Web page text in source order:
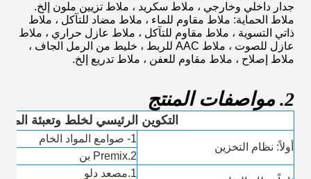
جدار داخلي وخارجي ، ملاط ​​سكريد ، ملاط ​​تزيين ملون إلخ.
ملاط الحماية: ملاط ​​مقاوم للماء ، ملاط ​​مضاد للتآكل ، ملاط ​​
ذاتي التسوية ، ملاط ​​مقاوم للتآكل ، ملاط ​​عازل حراري ، ملاط
​​عازل للصوت ، ملاط ​​AAC للربط ، خليط من الرمل الجاف ،
ملاط ​​إصلاح ، ملاط ​​مقاوم للعفن ، ملاط ​​تدريع إلخ.
2. مواصفات المنتج
التكوين الرئيسي لخلط وتعبئة
أولاً: نظام التخزين
1- صوامع المواد الخام
2.Premix بن
1.مصعد دلو